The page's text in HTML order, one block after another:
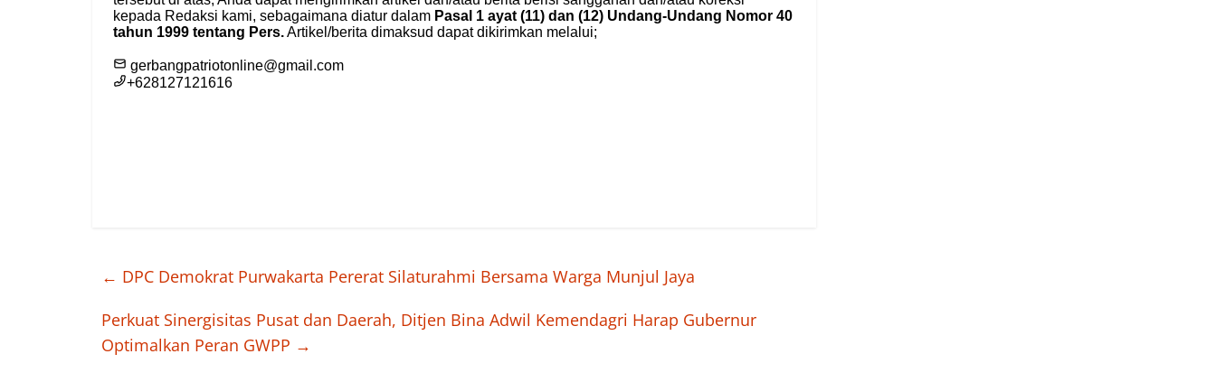
← DPC Demokrat Purwakarta Pererat Silaturahmi Bersama Warga Munjul Jaya
Perkuat Sinergisitas Pusat dan Daerah, Ditjen Bina Adwil Kemendagri Harap Gubernur
Optimalkan Peran GWPP →